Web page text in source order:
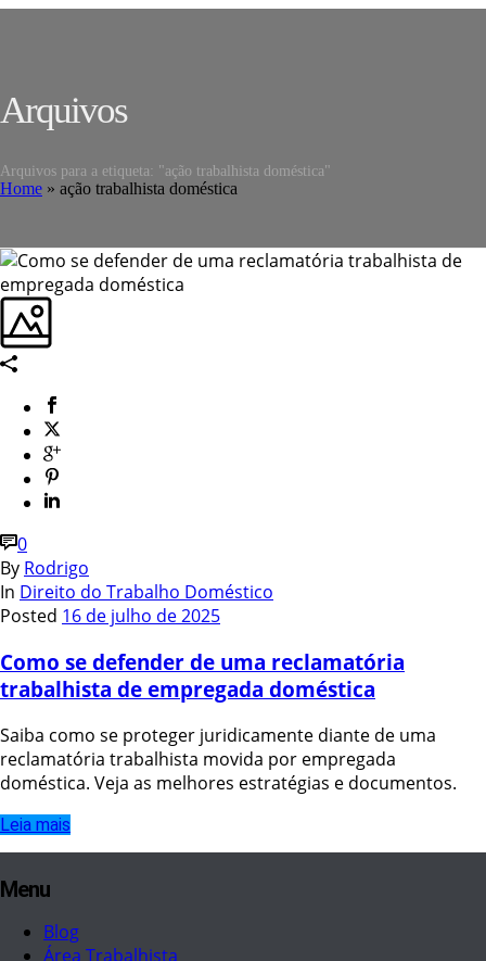
Arquivos
Arquivos para a etiqueta: "ação trabalhista doméstica"
Home » ação trabalhista doméstica
0
By Rodrigo
In Direito do Trabalho Doméstico
Posted 16 de julho de 2025
Como se defender de uma reclamatória
trabalhista de empregada doméstica
Saiba como se proteger juridicamente diante de uma
reclamatória trabalhista movida por empregada
doméstica. Veja as melhores estratégias e documentos.
Leia mais
Menu
Blog
Área Trabalhista